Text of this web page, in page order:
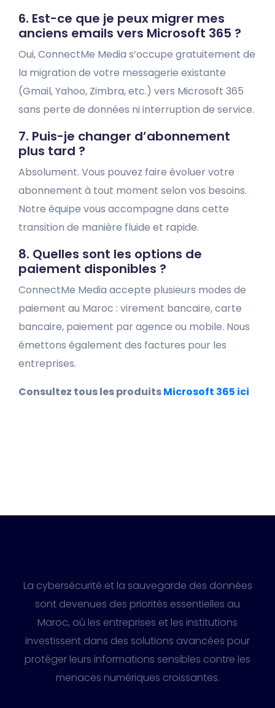
6. Est-ce que je peux migrer mes
anciens emails vers Microsoft 365 ?
Oui, ConnectMe Media s’occupe gratuitement de
la migration de votre messagerie existante
(Gmail, Yahoo, Zimbra, etc.) vers Microsoft 365
sans perte de données ni interruption de service.
7. Puis-je changer d’abonnement
plus tard ?
Absolument. Vous pouvez faire évoluer votre
abonnement à tout moment selon vos besoins.
Notre équipe vous accompagne dans cette
transition de manière fluide et rapide.
8. Quelles sont les options de
paiement disponibles ?
ConnectMe Media accepte plusieurs modes de
paiement au Maroc : virement bancaire, carte
bancaire, paiement par agence ou mobile. Nous
émettons également des factures pour les
entreprises.
Consultez tous les produitsMicrosoft 365 ici
La cybersécurité et la sauvegarde des données
sont devenues des priorités essentielles au
Maroc, où les entreprises et les institutions
investissent dans des solutions avancées pour
protéger leurs informations sensibles contre les
menaces numériques croissantes.